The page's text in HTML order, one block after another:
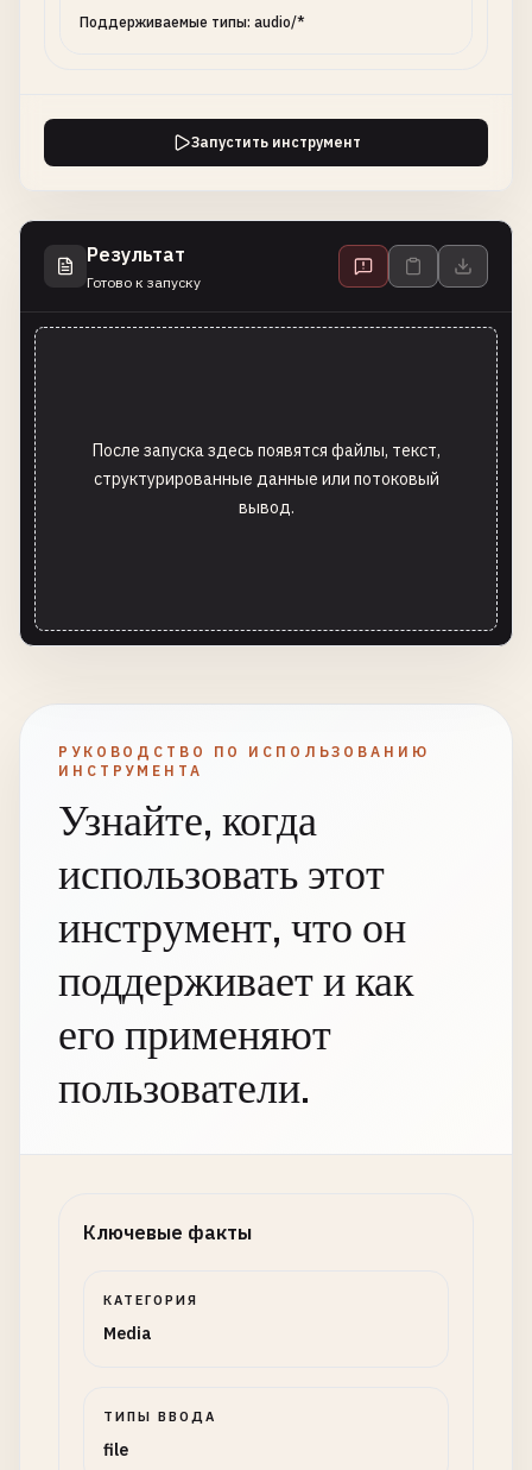
Поддерживаемые типы: audio/*
Запустить инструмент
Результат
Готово к запуску
После запуска здесь появятся файлы, текст,
структурированные данные или потоковый
вывод.
РУКОВОДСТВО ПО ИСПОЛЬЗОВАНИЮ
ИНСТРУМЕНТА
Узнайте, когда
использовать этот
инструмент, что он
поддерживает и как
его применяют
пользователи.
Ключевые факты
КАТЕГОРИЯ
Media
ТИПЫ ВВОДА
file